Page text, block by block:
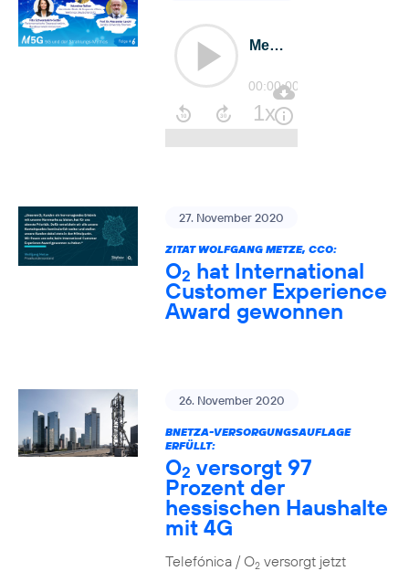
27. November 2020
ZITAT WOLFGANG METZE, CCO:
O2 hat International
Customer Experience
Award gewonnen
26. November 2020
BNETZA-VERSORGUNGSAUFLAGE
ERFÜLLT:
O2 versorgt 97
Prozent der
hessischen Haushalte
mit 4G
Telefónica / O2versorgt jetzt